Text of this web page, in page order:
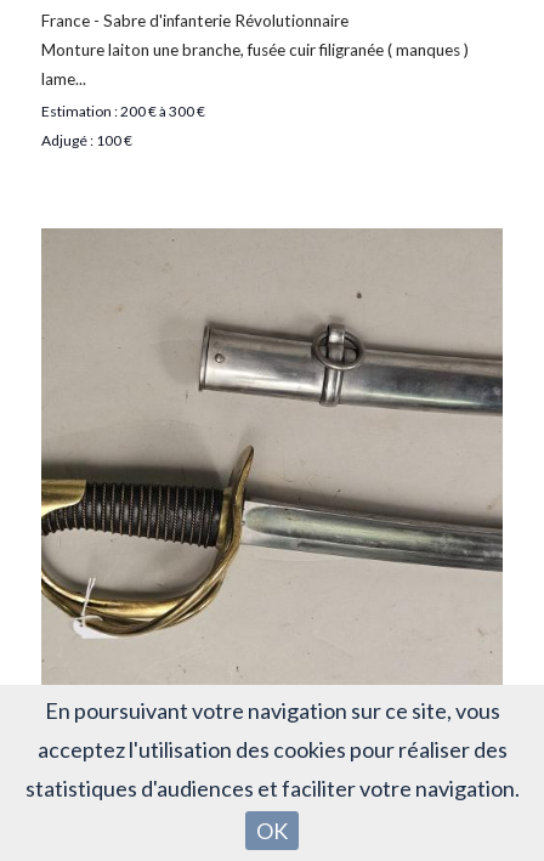
En poursuivant votre navigation sur ce site, vous
acceptez l'utilisation des cookies pour réaliser des
statistiques d'audiences et faciliter votre navigation.
OK
France - Sabre d'infanterie Révolutionnaire
Monture laiton une branche, fusée cuir filigranée ( manques )
lame...
Estimation : 200 € à 300 €
Adjugé : 100 €
Lot 22
France - Sabre de cavalerie légère modèle 1822
Monture laiton 3 branches, fusée cuir filigranée, lame...